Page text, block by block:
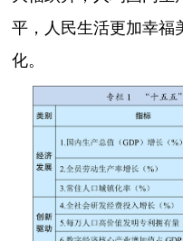
平，人民生活更加幸福
化。